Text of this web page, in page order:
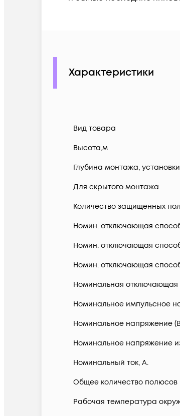
Характеристики
Вид товара
Высота,м
Глубина монтажа,
Для скрытого монтажа
Количество защищенных
Номин. отключающая
Номин. отключающая
Номин. отключающая
Номинальная отключающая
Номинальное импульсное
Номинальное напряжение
Номинальное напряжение
Номинальный ток, А.
Общее количество полюсов
Рабочая температура